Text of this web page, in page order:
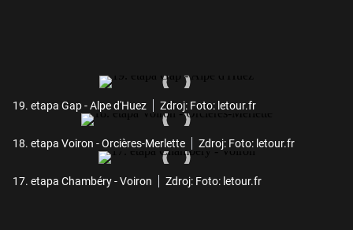
19. etapa Gap - Alpe d'Huez Zdroj: Foto: letour.fr
18. etapa Voiron - Orcières-Merlette Zdroj: Foto: letour.fr
17. etapa Chambéry - Voiron Zdroj: Foto: letour.fr